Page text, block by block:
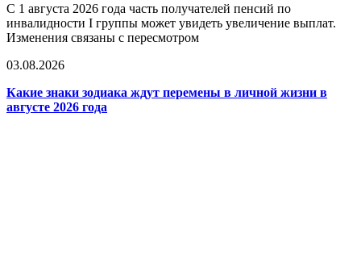
С 1 августа 2026 года часть получателей пенсий по
инвалидности I группы может увидеть увеличение выплат.
Изменения связаны с пересмотром
03.08.2026
Какие знаки зодиака ждут перемены в личной жизни в
августе 2026 года